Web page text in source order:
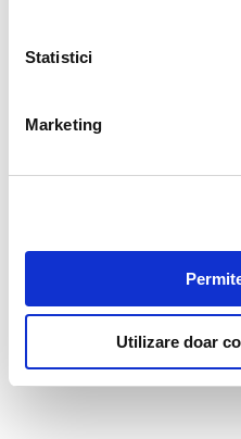
Statistici
Marketing
Utilizare doar
Alpinism Utilitar
GDPR